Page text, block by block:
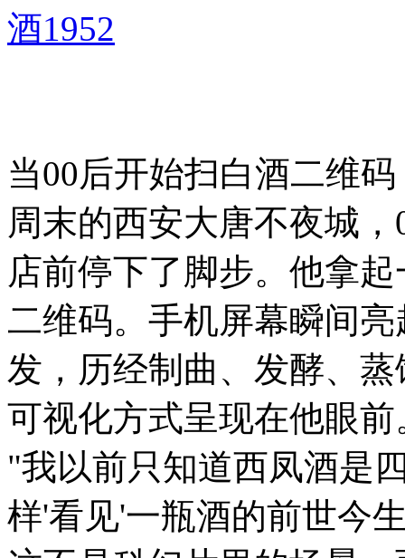
酒1952
当00后开始扫白酒二维码
周末的西安大唐不夜城
店前停下了脚步。他拿
二维码。手机屏幕瞬间
发，历经制曲、发酵、
可视化方式呈现在他眼前
"我以前只知道西凤酒是
样'看见'一瓶酒的前世今